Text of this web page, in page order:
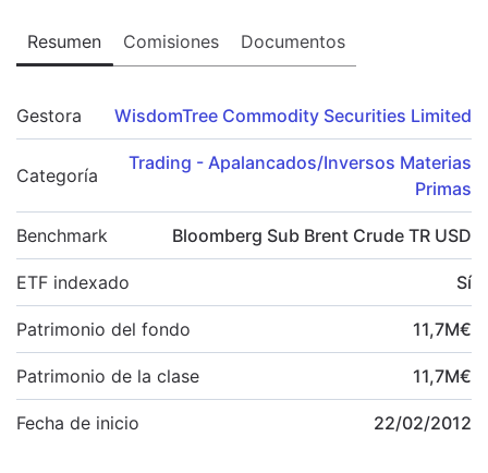
Resumen Comisiones Documentos
Gestora WisdomTree Commodity Securities Limited
Categoría
Trading - Apalancados/Inversos Materias
Primas
Benchmark Bloomberg Sub Brent Crude TR USD
ETF indexado Sí
Patrimonio del fondo 11,7M€
Patrimonio de la clase 11,7M€
Fecha de inicio 22/02/2012